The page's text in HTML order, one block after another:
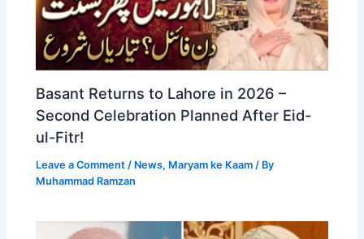
Basant Returns to Lahore in 2026 –
Second Celebration Planned After Eid-
ul-Fitr!
Leave a Comment / News, Maryam ke Kaam / By
Muhammad Ramzan